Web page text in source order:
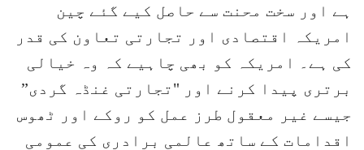
ہے اور سخت محنت سے حاصل کیے گئے چین
امریکہ اقتصادی اور تجارتی تعاون کی قدر
کی ہے۔ امریکہ کو بھی چاہیے کہ وہ خیالی
برتری پیدا کرنے اور "تجارتی غنڈہ گردی”
جیسے غیر معقول طرز عمل کو روکے اور ٹھوس
اقدامات کے ساتھ عالمی برادری کی عمومی